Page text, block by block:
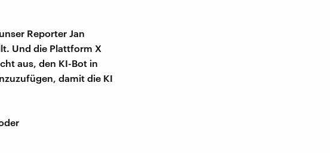
Reporter Jan
Und die Plattform X
aus, den KI-Bot in
damit die KI